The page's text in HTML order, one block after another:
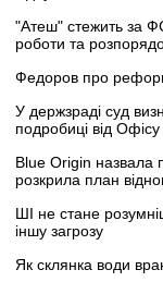
"Атеш" стежить за
роботи та
Федоров про
У держзраді суд
подробиці від
Blue Origin назвала
розкрила план
ШІ не стане
іншу загрозу
Як склянка води